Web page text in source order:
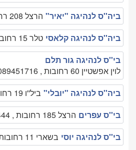
ביה''ס לנהיגה "יאיר" הרצל 208 רחובות , 0504569876
ביה''ס לנהיגה קלאסי טלר 15 רחובות , 089473339
בי''ס לנהיגה גור תלם
לוין אפשטיין 60 רחובות , 089451716
ביה''ס לנהיגה "יובלי" ביל''ו 19 רחובות , 089458703
בי''ס עפרים הרצל 185 רחובות , 089361444
בי''ס לנהיגה יוסי בשארי 11 רחובות , 0509791800